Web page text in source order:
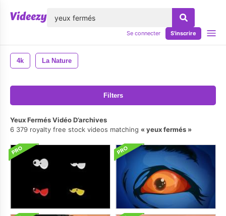
Se connecter S'inscrire
4k La Nature
Filters
Yeux Fermés Vidéo D’archives
6 379 royalty free stock videos matching
yeux fermés